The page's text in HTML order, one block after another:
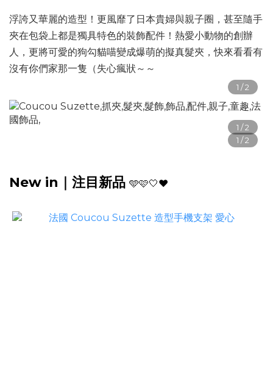
浮誇又華麗的造型！更風靡了日本貴婦與親子圈，甚至隨手
夾在包袋上都是獨具特色的裝飾配件！熱愛小動物的創辦
人，更將可愛的狗勾貓喵變成爆萌的擬真髮夾，快來看看有
沒有你們家那一隻（失心瘋狀～～
New in 注目新品 🩵🩷🤍❤️